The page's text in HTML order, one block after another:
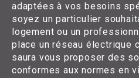
adaptées à vos besoins
soyez un particulier
logement ou un
place un réseau électrique
saura vous proposer des
conformes aux normes en